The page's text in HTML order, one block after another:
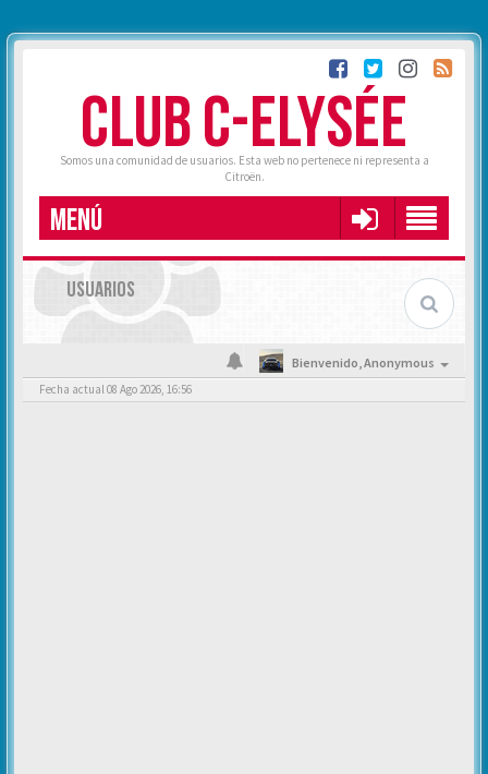
CLUB C-ELYSÉE
Somos una comunidad de usuarios. Esta web no pertenece ni representa a
Citroën.
MENÚ
USUARIOS
Bienvenido,Anonymous
Fecha actual 08 Ago 2026, 16:56